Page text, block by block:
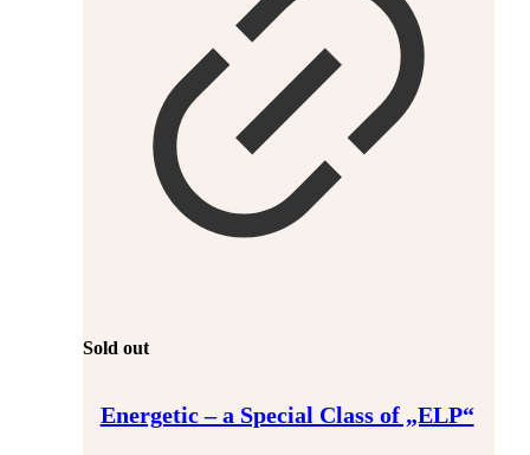
Sold out
Energetic – a Special Class of „ELP“